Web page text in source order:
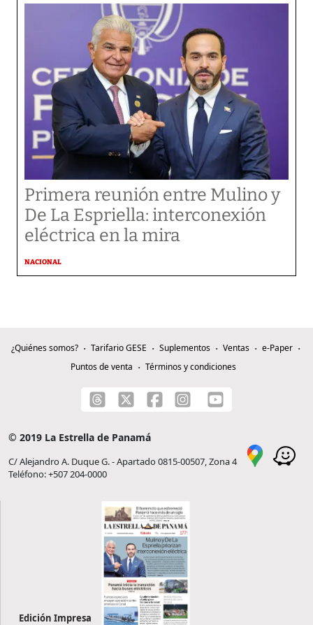
Primera reunión entre Mulino y
De La Espriella: interconexión
eléctrica en la mira
NACIONAL
¿Quiénes somos? Tarifario GESE Suplementos Ventas
e-Paper
Puntos de venta
Términos y condiciones
© 2019 La Estrella de Panamá
C/ Alejandro A. Duque G. - Apartado 0815-00507, Zona 4
Teléfono: +507 204-0000
Edición Impresa